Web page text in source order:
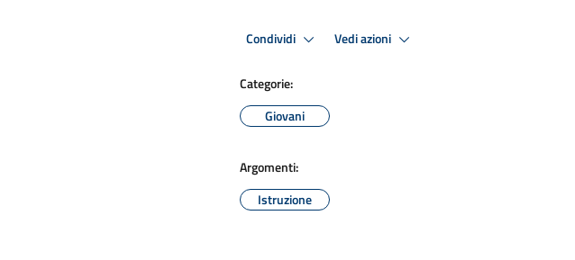
Condividi Vedi azioni
Categorie:
Giovani
Argomenti:
Istruzione